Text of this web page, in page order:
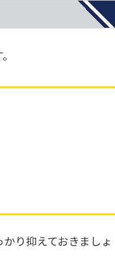
り抑えておきましょ